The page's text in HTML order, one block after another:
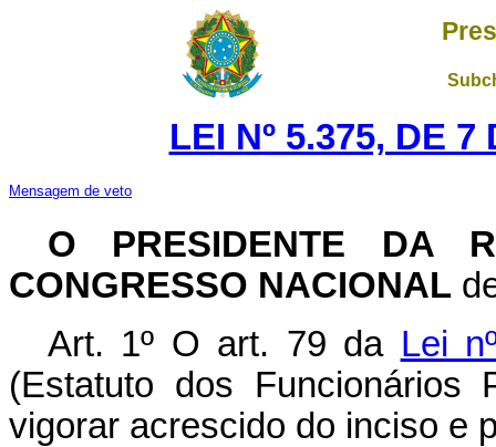
LEI Nº 5.375, DE
Mensagem de veto
O PRESIDENTE DA
CONGRESSO NACIONAL
Art. 1º O art. 79 da Lei
(Estatuto dos
vigorar acrescido do inciso e